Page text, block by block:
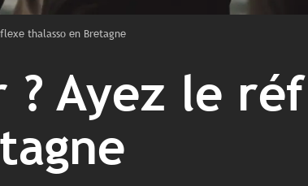
thalasso en Bretagne
? Ayez le